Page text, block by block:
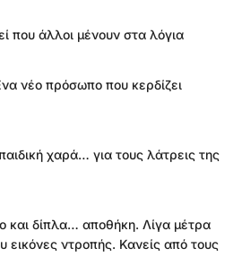
που άλλοι μένουν στα λόγια
νέο πρόσωπο που κερδίζει
χαρά… για τους λάτρεις της
και δίπλα… αποθήκη. Λίγα μέτρα
εικόνες ντροπής. Κανείς από τους